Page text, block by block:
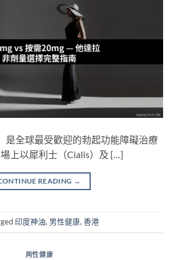
是全球最受歡迎的勃起功能障礙治療
上以犀利士（Cialis）及 […]
READING →
印度神油, 男性健康, 香港
两性健康